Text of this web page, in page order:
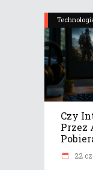
Czy
Przez
22